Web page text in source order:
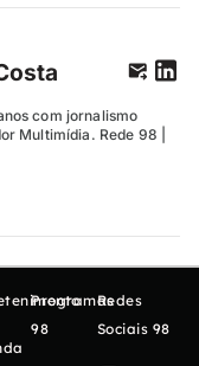
com jornalismo
Multimídia. Rede 98 |
Programas
98
Redes
Sociais 98